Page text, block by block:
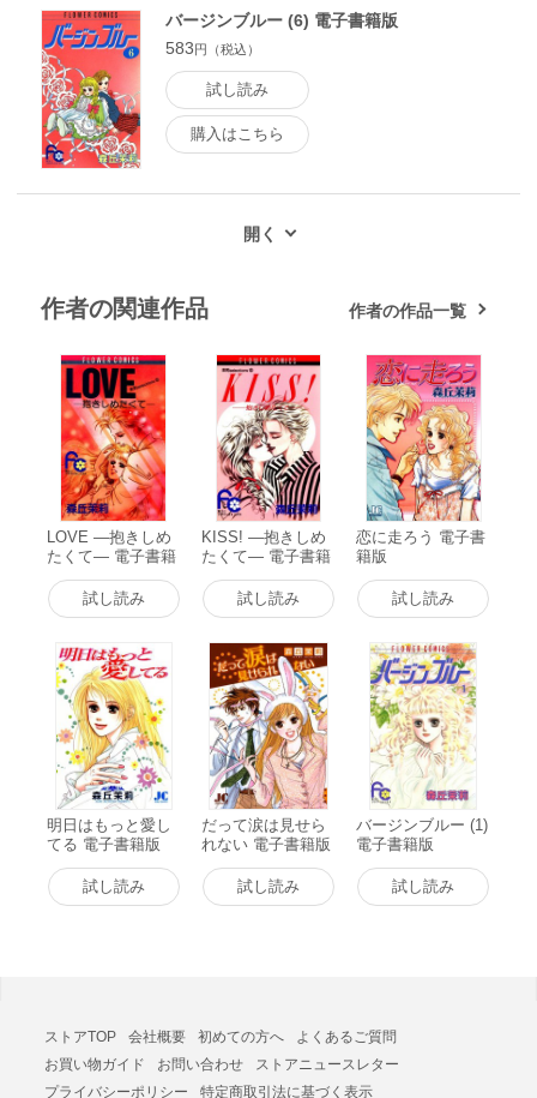
バージンブルー (6) 電子書籍版
583 円（税込）
試し読み
購入はこちら
作者の関連作品 作者の作品一覧
LOVE ―抱きしめ
たくて― 電子書籍
試し読み
KISS! ―抱きしめ
たくて― 電子書籍
試し読み
恋に走ろう 電子書
籍版
試し読み
明日はもっと愛し
てる 電子書籍版
試し読み
だって涙は見せら
れない 電子書籍版
試し読み
バージンブルー (1)
電子書籍版
試し読み
ストアTOP 会社概要 初めての方へ
よくあるご質問
お買い物ガイド
お問い合わせ
ストアニュースレター
プライバシーポリシー
特定商取引法に基づく表示